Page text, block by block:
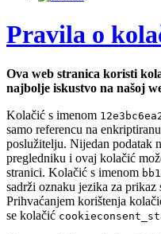
Pravila o
Ova web stranica koristi
najbolje iskustvo na našoj
Kolačić s imenom
samo referencu na
poslužitelju. Nijedan podatak
pregledniku i ovaj kolačić
stranici. Kolačić s imenom
sadrži oznaku jezika za prikaz
Prihvaćanjem korištenja
se kolačić